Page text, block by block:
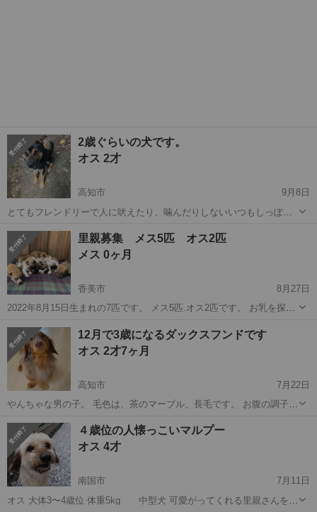
2歳ぐらいの犬です。
オス 2才
高知市
9月8日
とてもフレンドリーで人に吠えたり、噛んだりしないいつもしっぽを
とても元気です。
高知 高知市 犬
里親募集 メス5匹 オス2匹
メス 0ヶ月
香美市
8月27日
2022年8月15日生まれの7匹です。 メス5匹.オス2匹です。 お乳を探し
母犬は近々避妊手術予定です。 子犬は10月中旬頃から、大切に育てて
下さる方へお...
高知 香美市 その他 メス
12月で3歳になるダックスフンドです
オス 2才7ヶ月
高知市
7月22日
やんちゃな男の子。 毛色は、茶のマーブル、長毛です。 お腹の調子も
してお迎えして頂ける方を探してます。 写真は、また後でアップしま
す。 よろしくお願いします...
高知 高知市 その他 3歳
４歳位の人懐っこいマルプー
オス 4才
南国市
7月11日
オス 大体3〜4歳位 体重5kg 中型犬 可愛がってくれる里親さんを募